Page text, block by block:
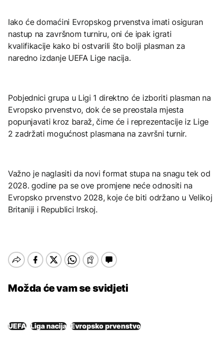
Iako će domaćini Evropskog prvenstva imati osiguran
nastup na završnom turniru, oni će ipak igrati
kvalifikacije kako bi ostvarili što bolji plasman za
naredno izdanje UEFA Lige nacija.
Pobjednici grupa u Ligi 1 direktno će izboriti plasman na
Evropsko prvenstvo, dok će se preostala mjesta
popunjavati kroz baraž, čime će i reprezentacije iz Lige
2 zadržati mogućnost plasmana na završni turnir.
Važno je naglasiti da novi format stupa na snagu tek od
2028. godine pa se ove promjene neće odnositi na
Evropsko prvenstvo 2028, koje će biti održano u Velikoj
Britaniji i Republici Irskoj.
Možda će vam se svidjeti
UEFA Liga nacija Evropsko prvenstvo